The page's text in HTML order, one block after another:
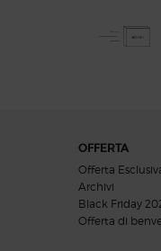
OFFERTA
Offerta
Archivi
Black Friday
Offerta di